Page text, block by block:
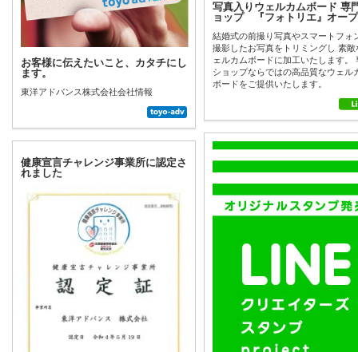
お客様に伝えたいこと、カタチにし
ます。
東洋アドバンス株式会社会社情報
写真入りウェルカムボード 専
ョップ 『フォトリエ』オー
結婚式の前撮り写真やスマートフォ
撮影したお写真をトリミングし 素敵
ェルカムボードに加工いたします。
ショップならではの高品質なウェル
ボードをご提供いたします。
健康宣言チャレンジ事業所に認定さ
れました